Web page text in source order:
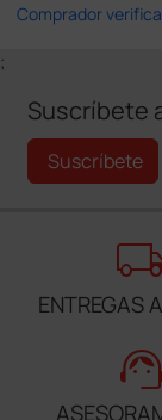
Comprador
;
Suscríbete
Suscríbete
ENTREGAS